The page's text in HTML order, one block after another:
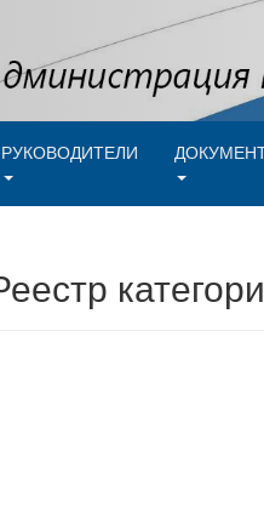
РУКОВОДИТЕЛИ